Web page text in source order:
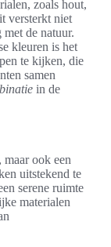
zoals hout,
versterkt niet
de natuur.
kleuren is het
te kijken, die
samen
in de
maar ook een
uitstekend te
serene ruimte
materialen